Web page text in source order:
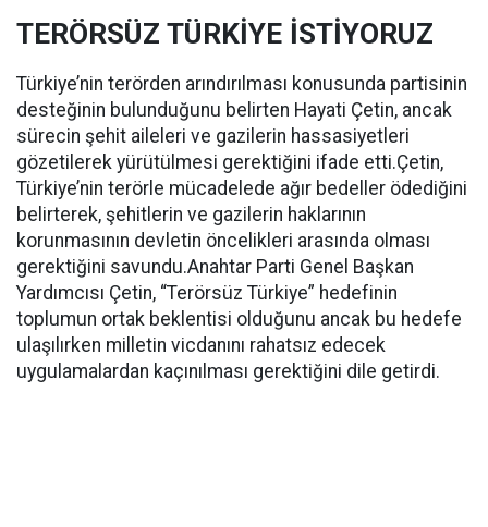
TERÖRSÜZ TÜRKİYE İSTİYORUZ
Türkiye’nin terörden arındırılması konusunda partisinin
desteğinin bulunduğunu belirten Hayati Çetin, ancak
sürecin şehit aileleri ve gazilerin hassasiyetleri
gözetilerek yürütülmesi gerektiğini ifade etti.Çetin,
Türkiye’nin terörle mücadelede ağır bedeller ödediğini
belirterek, şehitlerin ve gazilerin haklarının
korunmasının devletin öncelikleri arasında olması
gerektiğini savundu.Anahtar Parti Genel Başkan
Yardımcısı Çetin, “Terörsüz Türkiye” hedefinin
toplumun ortak beklentisi olduğunu ancak bu hedefe
ulaşılırken milletin vicdanını rahatsız edecek
uygulamalardan kaçınılması gerektiğini dile getirdi.